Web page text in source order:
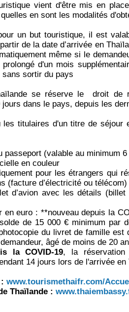
vient d'être mis en
en sont les modalités
un but touristique, il est
de la date d’arrivée en
même si le
d'un mois
sortir du pays
se réserve le droit de
dans le pays, depuis les
les titulaires d'un titre de
passeport (valable au minimum
en couleur
pour les étrangers qui
(facture d’électricité ou télécom)
d’avion avec les détails
euro : **nouveau depuis la
de 15 000 € minimum par
du livret de famille
âgé de moins de 20
la COVID-19, la réservation
14 jours lors de l'arrivée en
:www.tourismethaifr.com/
Thaïlande :